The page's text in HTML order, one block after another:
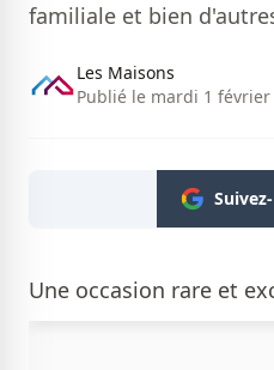
familiale et bien
Les Maisons
Publié le mardi 1 février
Une occasion rare et